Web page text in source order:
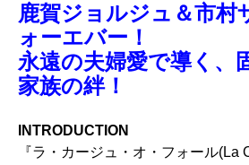
鹿賀ジョルジュ＆市
ォーエバー！
永遠の夫婦愛で導く、
家族の絆！
INTRODUCTION
『ラ・カージュ・オ・フォール(La